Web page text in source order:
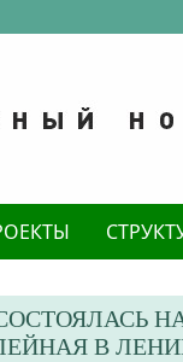
В